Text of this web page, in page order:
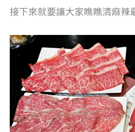
接下來就要讓大家瞧瞧清麻辣